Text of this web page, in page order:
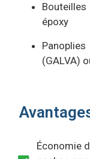
époxy
(GALVA)
Économie